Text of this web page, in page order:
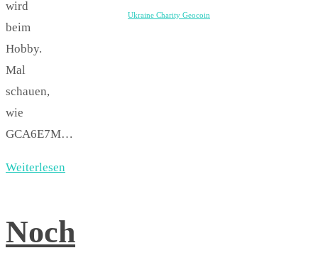
wird
beim
Hobby.
Mal
schauen,
wie
GCA6E7M…
Weiterlesen
Noch
Ukraine Charity Geocoin